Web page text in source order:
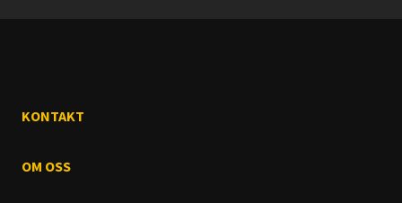
KONTAKT
OM OSS